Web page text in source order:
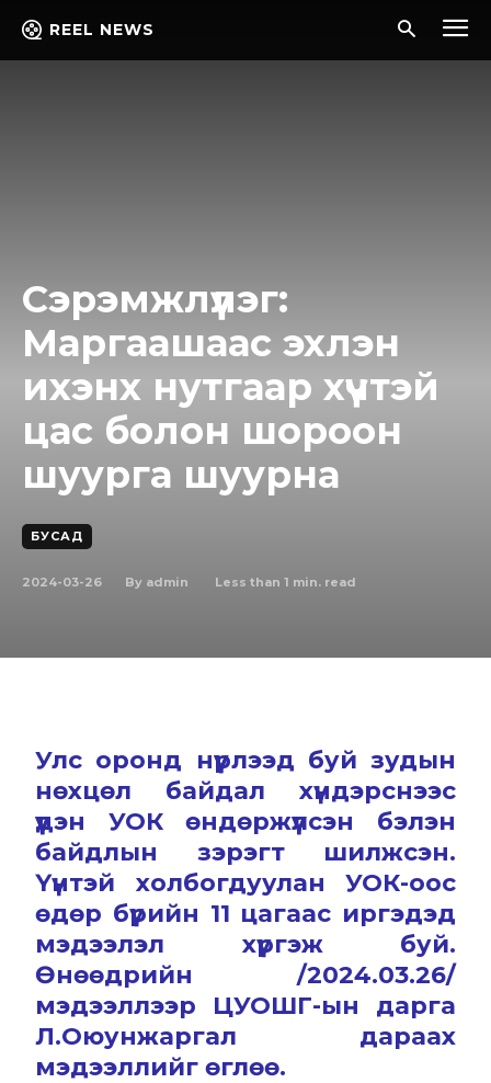
REEL NEWS
Сэрэмжлүүлэг:
Маргаашаас эхлэн
ихэнх нутгаар хүчтэй
цас болон шороон
шуурга шуурна
БУСАД
2024-03-26 By admin Less than 1 min. read
Улс оронд нүүрлээд буй зудын
нөхцөл байдал хүндэрснээс
үүдэн УОК өндөржүүлсэн бэлэн
байдлын зэрэгт шилжсэн.
Үүнтэй холбогдуулан УОК-оос
өдөр бүрийн 11 цагаас иргэдэд
мэдээлэл хүргэж буй.
Өнөөдрийн /2024.03.26/
мэдээллээр ЦУОШГ-ын дарга
Л.Оюунжаргал дараах
мэдээллийг өглөө.